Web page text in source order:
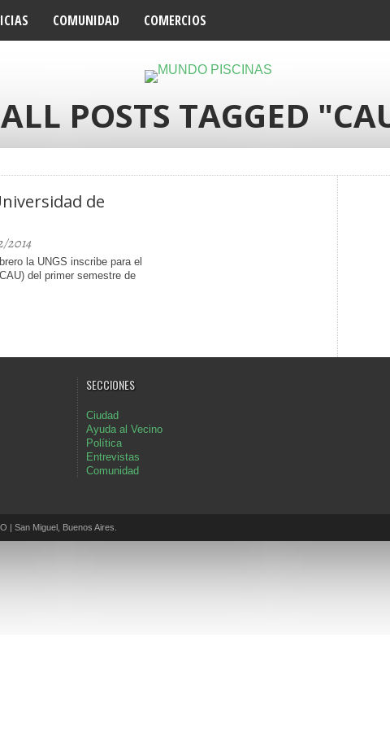
COMUNIDAD COMERCIOS
ALL POSTS TAGGED
de
2014
la UNGS inscribe para el
del primer semestre de
SECCIONES
Ciudad
Ayuda al Vecino
Política
Entrevistas
Comunidad
| San Miguel, Buenos Aires.